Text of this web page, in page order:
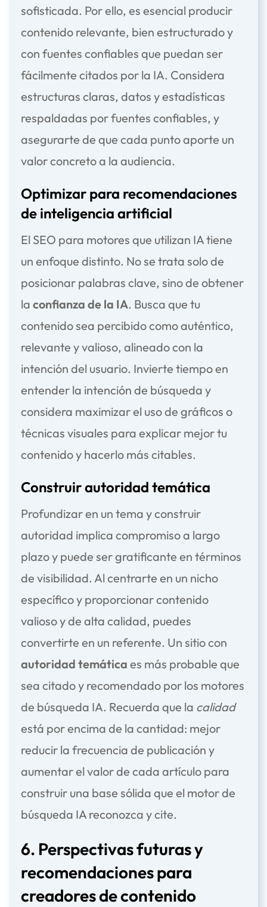
sofisticada. Por ello, es esencial producir
contenido relevante, bien estructurado y
con fuentes confiables que puedan ser
fácilmente citados por la IA. Considera
estructuras claras, datos y estadísticas
respaldadas por fuentes confiables, y
asegurarte de que cada punto aporte un
valor concreto a la audiencia.
Optimizar para recomendaciones
de inteligencia artificial
El SEO para motores que utilizan IA tiene
un enfoque distinto. No se trata solo de
posicionar palabras clave, sino de obtener
la confianza de la IA. Busca que tu
contenido sea percibido como auténtico,
relevante y valioso, alineado con la
intención del usuario. Invierte tiempo en
entender la intención de búsqueda y
considera maximizar el uso de gráficos o
técnicas visuales para explicar mejor tu
contenido y hacerlo más citables.
Construir autoridad temática
Profundizar en un tema y construir
autoridad implica compromiso a largo
plazo y puede ser gratificante en términos
de visibilidad. Al centrarte en un nicho
específico y proporcionar contenido
valioso y de alta calidad, puedes
convertirte en un referente. Un sitio con
autoridad temática es más probable que
sea citado y recomendado por los motores
de búsqueda IA. Recuerda que la calidad
está por encima de la cantidad: mejor
reducir la frecuencia de publicación y
aumentar el valor de cada artículo para
construir una base sólida que el motor de
búsqueda IA reconozca y cite.
6. Perspectivas futuras y
recomendaciones para
creadores de contenido